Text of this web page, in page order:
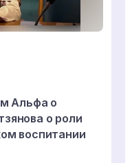
Альфа о
о роли
воспитании